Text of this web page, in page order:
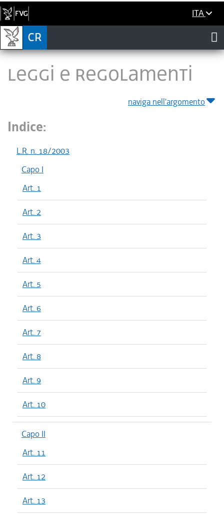
ITA
LEGGI E REGOLAMENTI
naviga nell'argomento
Indice:
L.R. n. 18/2003
Capo I
Art. 1
Art. 2
Art. 3
Art. 4
Art. 5
Art. 6
Art. 7
Art. 8
Art. 9
Art. 10
Capo II
Art. 11
Art. 12
Art. 13